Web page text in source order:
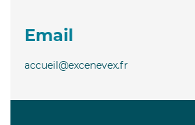
Email
accueil@excenevex.fr